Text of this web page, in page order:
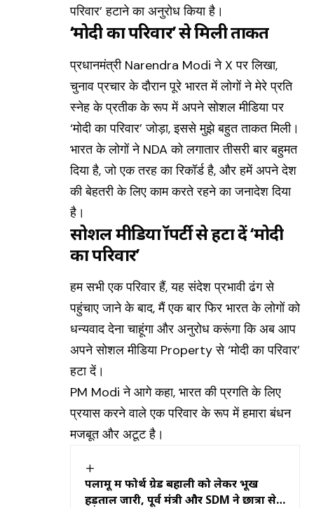
परिवार’ हटाने का अनुरोध किया है।
‘मोदी का परिवार’ से मिली ताकत
प्रधानमंत्री Narendra Modi ने X पर लिखा,
चुनाव प्रचार के दौरान पूरे भारत में लोगों ने मेरे प्रति
स्नेह के प्रतीक के रूप में अपने सोशल मीडिया पर
‘मोदी का परिवार’ जोड़ा, इससे मुझे बहुत ताकत मिली।
भारत के लोगों ने NDA को लगातार तीसरी बार बहुमत
दिया है, जो एक तरह का रिकॉर्ड है, और हमें अपने देश
की बेहतरी के लिए काम करते रहने का जनादेश दिया
है।
सोशल मीडिया प्रॉपर्टी से हटा दें ‘मोदी
का परिवार’
हम सभी एक परिवार हैं, यह संदेश प्रभावी ढंग से
पहुंचाए जाने के बाद, मैं एक बार फिर भारत के लोगों को
धन्यवाद देना चाहूंगा और अनुरोध करूंगा कि अब आप
अपने सोशल मीडिया Property से ‘मोदी का परिवार’
हटा दें।
PM Modi ने आगे कहा, भारत की प्रगति के लिए
प्रयास करने वाले एक परिवार के रूप में हमारा बंधन
मजबूत और अटूट है।
पलामू में फोर्थ ग्रेड बहाली को लेकर भूख
हड़ताल जारी, पूर्व मंत्री और SDM ने छात्रों से